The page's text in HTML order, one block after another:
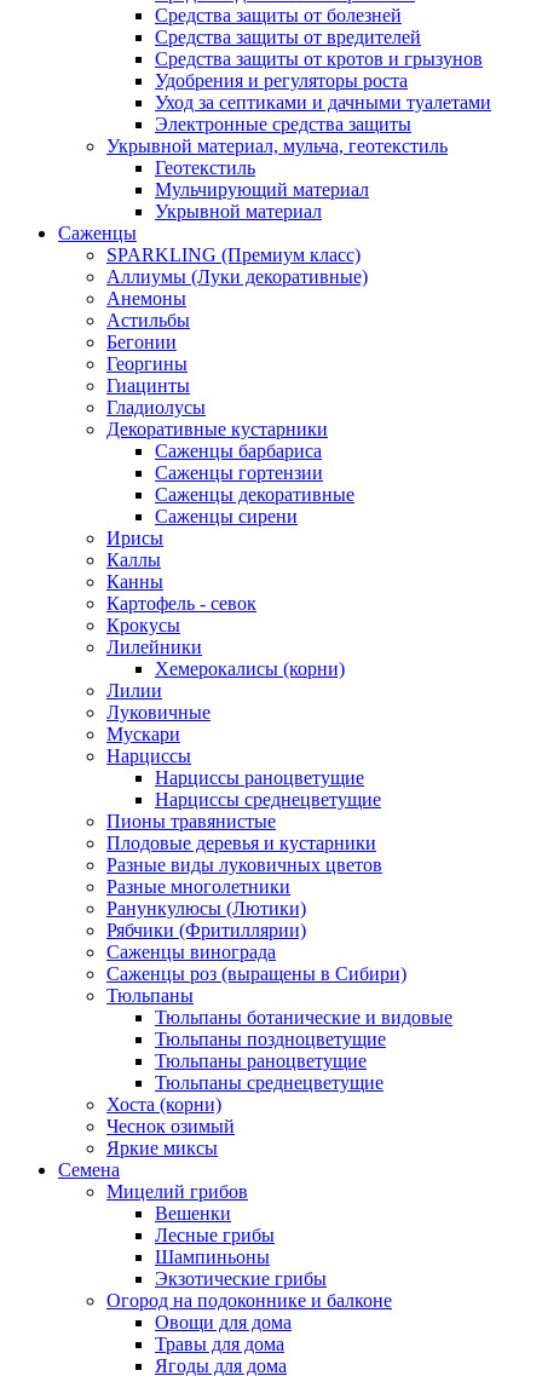
Средства защиты от болезней
Средства защиты от вредителей
Средства защиты от кротов и грызунов
Удобрения и регуляторы роста
Уход за септиками и дачными туалетами
Электронные средства защиты
Укрывной материал, мульча, геотекстиль
Геотекстиль
Мульчирующий материал
Укрывной материал
Саженцы
SPARKLING (Премиум класс)
Аллиумы (Луки декоративные)
Анемоны
Астильбы
Бегонии
Георгины
Гиацинты
Гладиолусы
Декоративные кустарники
Саженцы барбариса
Саженцы гортензии
Саженцы декоративные
Саженцы сирени
Ирисы
Каллы
Канны
Картофель - севок
Крокусы
Лилейники
Хемерокалисы (корни)
Лилии
Луковичные
Мускари
Нарциссы
Нарциссы раноцветущие
Нарциссы среднецветущие
Пионы травянистые
Плодовые деревья и кустарники
Разные виды луковичных цветов
Разные многолетники
Ранункулюсы (Лютики)
Рябчики (Фритиллярии)
Саженцы винограда
Саженцы роз (выращены в Сибири)
Тюльпаны
Тюльпаны ботанические и видовые
Тюльпаны поздноцветущие
Тюльпаны раноцветущие
Тюльпаны среднецветущие
Хоста (корни)
Чеснок озимый
Яркие миксы
Семена
Мицелий грибов
Вешенки
Лесные грибы
Шампиньоны
Экзотические грибы
Огород на подоконнике и балконе
Овощи для дома
Травы для дома
Ягоды для дома